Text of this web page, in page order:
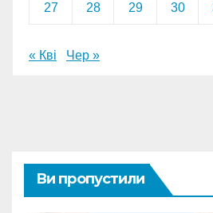
27 28 29 30
« Кві Чер »
Ви пропустили